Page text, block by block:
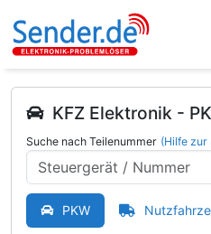
KFZ Elektronik -
Suche nach Teilenummer (Hilfe zur
PKW